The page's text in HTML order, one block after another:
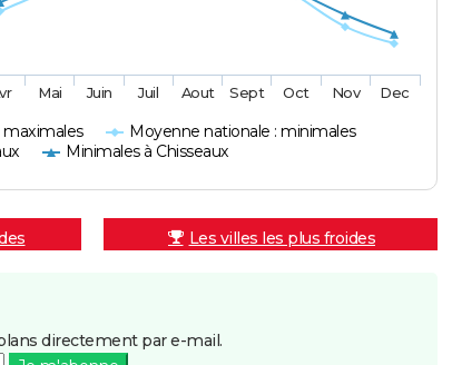
maximales
Moyenne nationale : minimales
Minimales à Chisseaux
Mai Juin Juil Aout Sept Oct Nov Dec
Les villes les plus froides
directement par e-mail.